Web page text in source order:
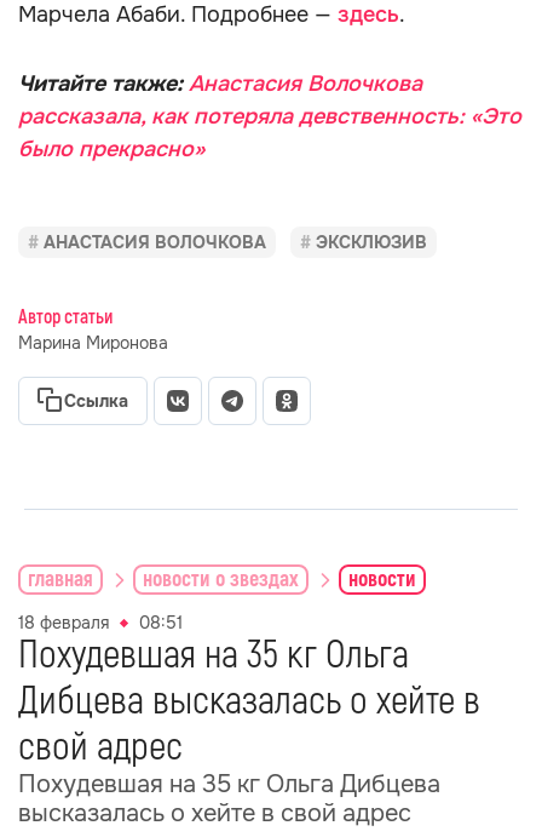
Марчела Абаби. Подробнее — здесь.
Читайте также:Анастасия Волочкова
рассказала, как потеряла девственность: «Это
было прекрасно»
АНАСТАСИЯ ВОЛОЧКОВА ЭКСКЛЮЗИВ
Автор статьи
Марина Миронова
Ссылка
главная новости о звездах новости
18 февраля 08:51
Похудевшая на 35 кг Ольга
Дибцева высказалась о хейте в
свой адрес
Похудевшая на 35 кг Ольга Дибцева
высказалась о хейте в свой адрес